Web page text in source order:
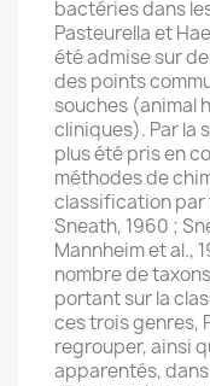
bactéries dans
Pasteurella et
été admise sur
des points
souches (animal
cliniques). Par la
plus été pris en
méthodes de
classification par
Sneath, 1960 ;
Mannheim et al.,
nombre de
portant sur la
ces trois genres,
regrouper, ainsi
apparentés,